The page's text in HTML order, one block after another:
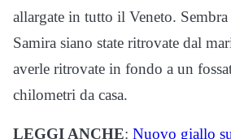
allargate in tutto il Veneto. Sembra
Samira siano state ritrovate dal
averle ritrovate in fondo a un
chilometri da casa.
LEGGI ANCHE: Nuovo giallo